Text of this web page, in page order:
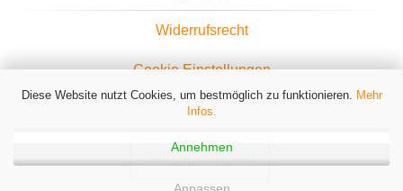
Diese Website nutzt Cookies, um bestmöglich zu funktionieren. Mehr
Infos.
Annehmen
Widerrufsrecht
Cookie Einstellungen
Widerruf erklären